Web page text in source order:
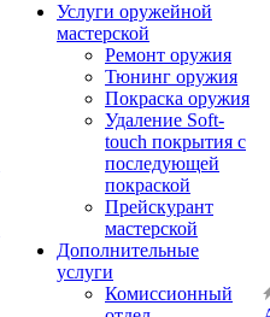
Услуги оружейной
мастерской
Ремонт оружия
Тюнинг оружия
Покраска оружия
Удаление Soft-
touch покрытия с
последующей
покраской
Прейскурант
мастерской
Дополнительные
услуги
Комиссионный